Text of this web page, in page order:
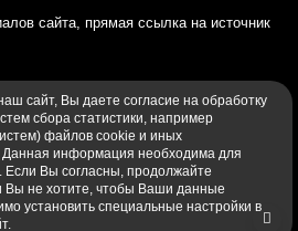
сайта, прямая ссылка на источник
cайт, Вы даете согласие на обработку
сбора статистики, например
файлов cookie и иных
Данная информация необходима для
Вы согласны, продолжайте
Вы не хотите, чтобы Ваши данные
установить специальные настройки в